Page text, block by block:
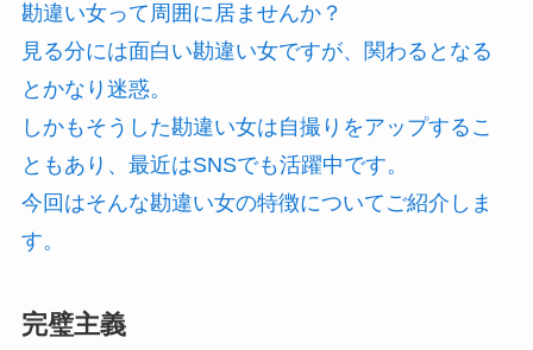
勘違い女って周囲に居ませんか？
見る分には面白い勘違い女ですが、関わるとなる
とかなり迷惑。
しかもそうした勘違い女は自撮りをアップするこ
ともあり、最近はSNSでも活躍中です。
今回はそんな勘違い女の特徴についてご紹介しま
す。
完璧主義